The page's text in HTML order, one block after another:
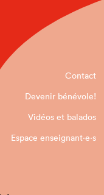
Contact
Devenir bénévole!
Vidéos et balados
Espace enseignant·e⋅s